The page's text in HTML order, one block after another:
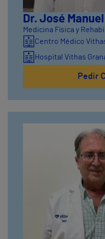
Dr. José
Medicina Física y
Centro Médico
Hospital Vithas
Pedir